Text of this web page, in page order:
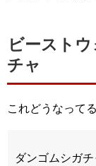
ビースト
チャ
これどうなって
ダンゴムシガ